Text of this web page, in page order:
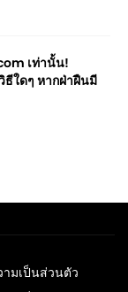
เท่านั้น!
ใดๆ หากฝ่าฝืนมี
มเป็นส่วนตัว